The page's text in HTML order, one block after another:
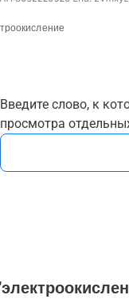
Введите слово, к
просмотра